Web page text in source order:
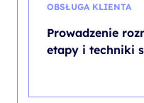
OBSŁUGA KLIENTA
Prowadzenie
etapy i techniki